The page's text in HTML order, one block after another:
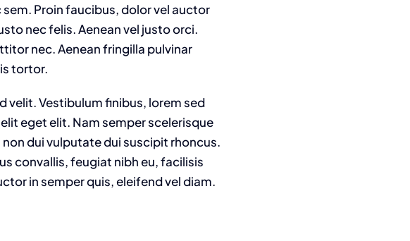
Proin faucibus, dolor vel auctor
nec felis. Aenean vel justo orci.
nec. Aenean fringilla pulvinar
tortor.
velit. Vestibulum finibus, lorem sed
eget elit. Nam semper scelerisque
dui vulputate dui suscipit rhoncus.
convallis, feugiat nibh eu, facilisis
in semper quis, eleifend vel diam.